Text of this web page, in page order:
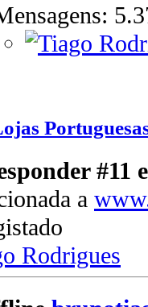
#11
a
Rodrigues